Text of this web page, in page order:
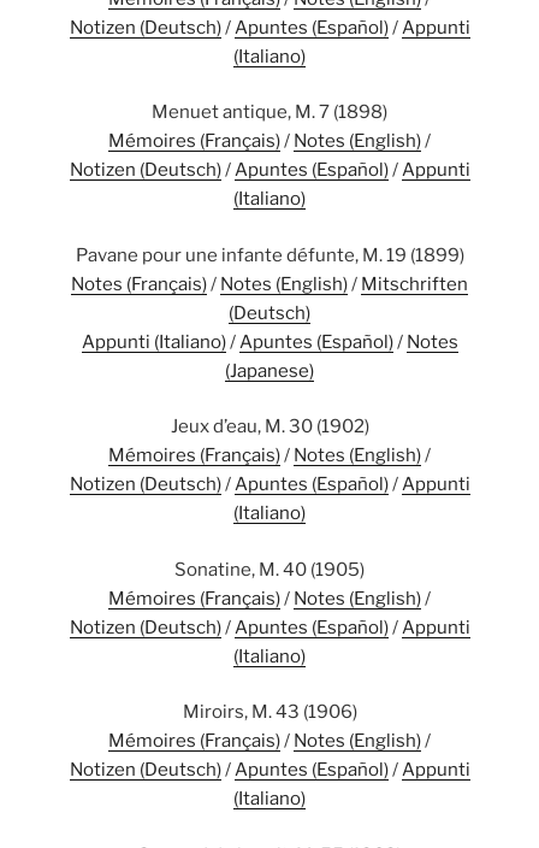
Notizen (Deutsch)/ Apuntes (Español)/ Appunti
(Italiano)
Menuet antique, M. 7 (1898)
Mémoires (Français)/ Notes (English)/
Notizen (Deutsch)/Apuntes (Español)/Appunti
(Italiano)
Pavane pour une infante défunte, M. 19 (1899)
Notes (Français)/ Notes (English)/ Mitschriften
(Deutsch)
Appunti (Italiano)/ Apuntes (Español)/ Notes
(Japanese)
Jeux d’eau, M. 30 (1902)
Mémoires (Français)/ Notes (English)/
Notizen (Deutsch)/Apuntes (Español)/Appunti
(Italiano)
Sonatine, M. 40 (1905)
Mémoires (Français)/ Notes (English)/
Notizen (Deutsch)/ Apuntes (Español)/ Appunti
(Italiano)
Miroirs, M. 43 (1906)
Mémoires (Français)/ Notes (English)/
Notizen (Deutsch)/Apuntes (Español)/Appunti
(Italiano)